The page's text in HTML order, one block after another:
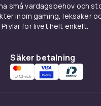
pickles säljbara och
täcker en hel
datum och producent
och
små vardagsbehov och
inom gaming, leksaker
för livet helt enkelt.
Säker betalning